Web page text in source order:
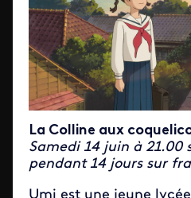
La Colline aux
Samedi 14 juin à 21.00
pendant 14 jours sur